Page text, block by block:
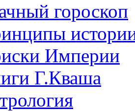
гороскоп
Империи
Г.Кваша